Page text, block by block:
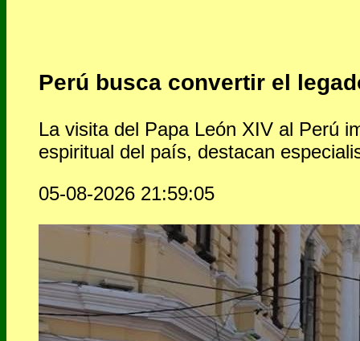
Perú busca convertir el
La visita del Papa León XIV al Perú
espiritual del país, destacan
05-08-2026 21:59:05